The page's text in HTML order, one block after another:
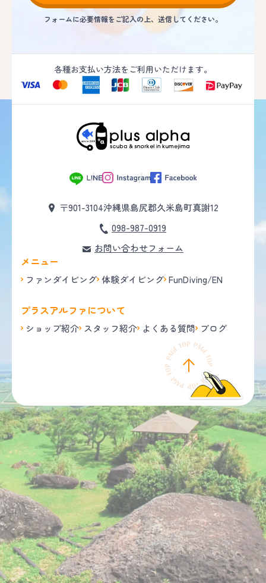
フォームに必要情報をご記入の上、送信してください。
各種お支払い方法をご利用いただけます。
〒901-3104沖縄県島尻郡久米島町真謝12
098-987-0919
お問い合わせフォーム
メニュー
ファンダイビング 体験ダイビング FunDiving/EN
プラスアルファについて
ショップ紹介 スタッフ紹介 よくある質問 ブログ